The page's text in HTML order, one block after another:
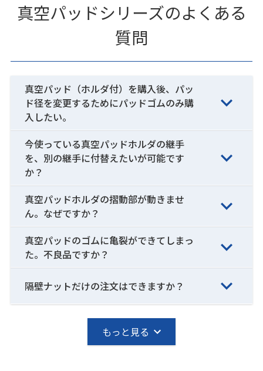
真空パッドシリーズのよくある
質問
真空パッド（ホルダ付）を購入後、パッ
ド径を変更するためにパッドゴムのみ購
入したい。
今使っている真空パッドホルダの継手
を、別の継手に付替えたいが可能です
か？
真空パッドホルダの摺動部が動きませ
ん。なぜですか？
真空パッドのゴムに亀裂ができてしまっ
た。不良品ですか？
隔壁ナットだけの注文はできますか？
もっと見る